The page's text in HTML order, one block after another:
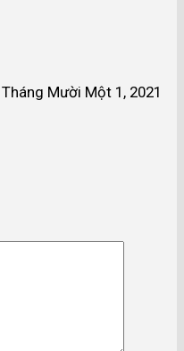
Tháng Mười Một 1, 2021